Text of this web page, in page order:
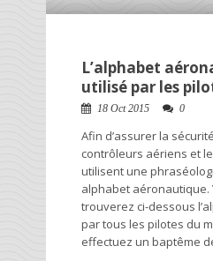
L’alphabet
utilisé par les
18 Oct 2015 0
Afin d’assurer la
contrôleurs aériens et
utilisent une
alphabet aéronautique.
trouverez ci-dessous
par tous les pilotes du
effectuez un baptême